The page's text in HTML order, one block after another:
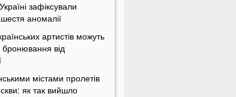
зафіксували
аномалії
артистів можуть
бронювання від
містами пролетів
як так вийшло